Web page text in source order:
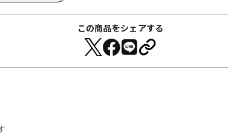
この商品をシェアする